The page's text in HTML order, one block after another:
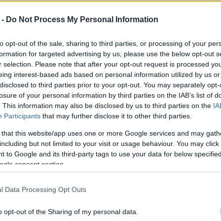
Do Not Process My Personal Information
opt-out of the sale, sharing to third parties, or processing of your
for targeted advertising by us, please use the below opt-out
selection. Please note that after your opt-out request is processed
interest-based ads based on personal information utilized by us
to third parties prior to your opt-out. You may separately
of your personal information by third parties on the IAB’s list of
This information may also be disclosed by us to third parties on the
Participants that may further disclose it to other third parties.
that this website/app uses one or more Google services and may
but not limited to your visit or usage behaviour. You may
to Google and its third-party tags to use your data for below
consent section.
Data Processing Opt Outs
opt-out of the Sharing of my personal data.
επαγγελματιών καλλιτεχνών
των εκδόσεων του 2026 και την
ταυτόχρονα ενισχύει την
ζωή. Ο κάθε άνθρωπος χρειάζεται να έχει
βρίσκει τρόπους για να την αποκτήσει. Η τέχνη
με καλλιτεχνικές δραστηριότητες
του ατόμου ή του συνόλου.
για την έκφραση συναισθημάτων. Όποιος
αναπτύσσεται νοητικά και συναισθητικά,
στην ψυχική του ευεξία. Πέρα από τον
για το κοινό του νησιού, στόχος είναι
με το έργο 26 σύγχρονων αξιόλογων